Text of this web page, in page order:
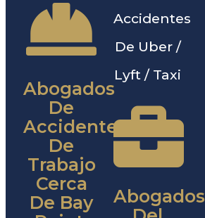
Abogados
De
Accidentes
De
Trabajo
Cerca
De Bay
Accidentes
De Uber /
Lyft / Taxi
Abogados